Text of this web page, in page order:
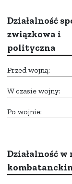
Działalność
związkowa i
polityczna
Przed wojną:
W czasie wojny:
Po wojnie:
Działalność